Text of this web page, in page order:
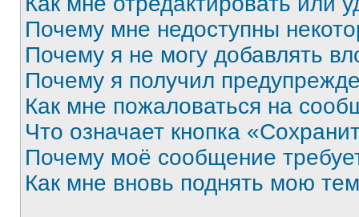
Почему мне недоступны
Почему я не могу добавлять
Почему я получил
Как мне пожаловаться на
Что означает кнопка
Почему моё сообщение
Как мне вновь поднять мою